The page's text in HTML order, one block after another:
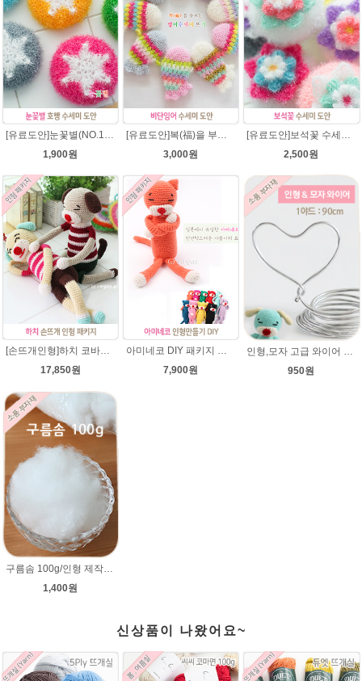
1,900원
3,000원
2,500원
[손뜨개인형]하치 코바늘인형패키지(diy재료+도안)/뜨개질인형만들기/아미네코/인형실/하치코바늘인형뜨개실/코바늘수강/
17,850원
아미네코 DIY 패키지 손뜨개 인형만들기 코바늘패키지 인형뜨기
7,900원
인형,모자 고급 와이어 (90cm) 2mm,3mm 굵기선택/모자 와이어/알루미늄/인형철사대용/아미네코제작 철사/코바늘인형
950원
1,400원
신상품이 나왔어요~